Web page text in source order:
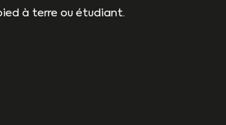
à terre ou étudiant.